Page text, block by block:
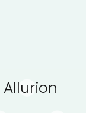
Allurion